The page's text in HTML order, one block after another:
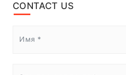
CONTACT US